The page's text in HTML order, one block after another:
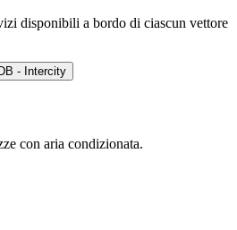
disponibili a bordo di ciascun vettore
DB - Intercity
con aria condizionata.